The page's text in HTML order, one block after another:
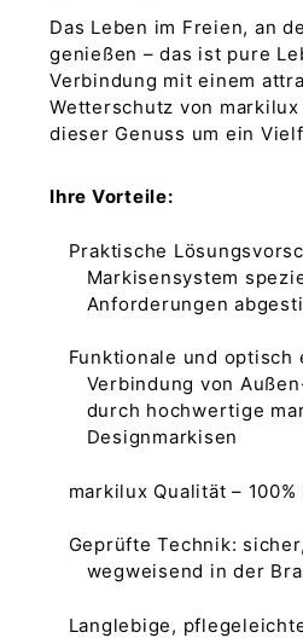
Das Leben im Freien, an
genießen – das ist pure
Verbindung mit einem
Wetterschutz von
dieser Genuss um ein
Ihre Vorteile:
Praktische
Markisensystem
Anforderungen
Funktionale und optisch
Verbindung von
durch hochwertige
Designmarkisen
markilux Qualität –
Geprüfte Technik:
wegweisend in der
Langlebige,